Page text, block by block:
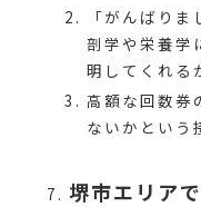
「がんばり
剖学や栄養学
明してくれる
高額な回数券
ないかという
堺市エリア